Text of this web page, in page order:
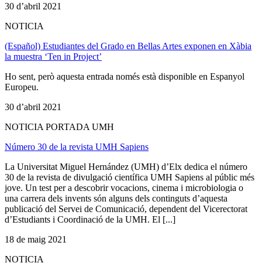
30 d’abril 2021
NOTICIA
(Español) Estudiantes del Grado en Bellas Artes exponen en Xàbia
la muestra ‘Ten in Project’
Ho sent, però aquesta entrada només està disponible en Espanyol
Europeu.
30 d’abril 2021
NOTICIA PORTADA UMH
Número 30 de la revista UMH Sapiens
La Universitat Miguel Hernández (UMH) d’Elx dedica el número
30 de la revista de divulgació científica UMH Sapiens al públic més
jove. Un test per a descobrir vocacions, cinema i microbiologia o
una carrera dels invents són alguns dels continguts d’aquesta
publicació del Servei de Comunicació, dependent del Vicerectorat
d’Estudiants i Coordinació de la UMH. El [...]
18 de maig 2021
NOTICIA